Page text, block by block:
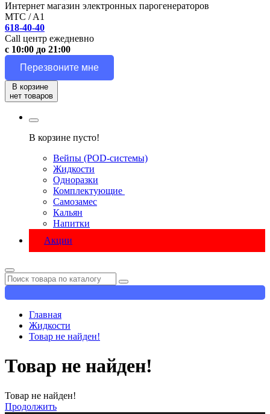
Интернет магазин электронных парогенераторов
MTC / A1
618-40-40
Call центр ежедневно
с 10:00 до 21:00
Перезвоните мне
В корзине
нет товаров
В корзине пусто!
Вейпы (POD-системы)
Жидкости
Одноразки
Комплектующие
Самозамес
Кальян
Напитки
Акции
Главная
Жидкости
Товар не найден!
Товар не найден!
Товар не найден!
Продолжить